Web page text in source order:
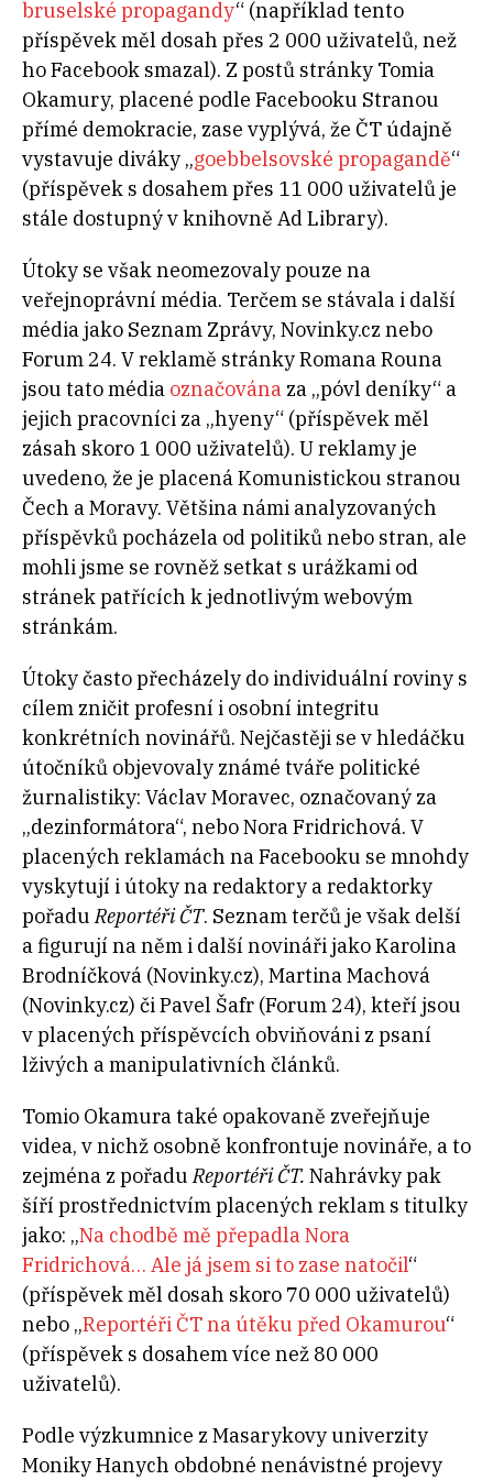
bruselské propagandy“ (například tento
příspěvek měl dosah přes 2 000 uživatelů, než
ho Facebook smazal). Z postů stránky Tomia
Okamury, placené podle Facebooku Stranou
přímé demokracie, zase vyplývá, že ČT údajně
vystavuje diváky „goebbelsovské propagandě“
(příspěvek s dosahem přes 11 000 uživatelů je
stále dostupný v knihovně Ad Library).
Útoky se však neomezovaly pouze na
veřejnoprávní média. Terčem se stávala i další
média jako Seznam Zprávy, Novinky.cz nebo
Forum 24. V reklamě stránky Romana Rouna
jsou tato média označována za „póvl deníky“ a
jejich pracovníci za „hyeny“ (příspěvek měl
zásah skoro 1 000 uživatelů). U reklamy je
uvedeno, že je placená Komunistickou stranou
Čech a Moravy. Většina námi analyzovaných
příspěvků pocházela od politiků nebo stran, ale
mohli jsme se rovněž setkat s urážkami od
stránek patřících k jednotlivým webovým
stránkám.
Útoky často přecházely do individuální roviny s
cílem zničit profesní i osobní integritu
konkrétních novinářů. Nejčastěji se v hledáčku
útočníků objevovaly známé tváře politické
žurnalistiky: Václav Moravec, označovaný za
„dezinformátora“, nebo Nora Fridrichová. V
placených reklamách na Facebooku se mnohdy
vyskytují i útoky na redaktory a redaktorky
pořaduReportéři ČT. Seznam terčů je však delší
a figurují na něm i další novináři jako Karolina
Brodníčková (Novinky.cz), Martina Machová
(Novinky.cz) či Pavel Šafr (Forum 24), kteří jsou
v placených příspěvcích obviňováni z psaní
lživých a manipulativních článků.
Tomio Okamura také opakovaně zveřejňuje
videa, v nichž osobně konfrontuje novináře, a to
zejména z pořaduReportéři ČT. Nahrávky pak
šíří prostřednictvím placených reklam s titulky
jako: „Na chodbě mě přepadla Nora
Fridrichová… Ale já jsem si to zase natočil“
(příspěvek měl dosah skoro 70 000 uživatelů)
nebo „Reportéři ČT na útěku před Okamurou“
(příspěvek s dosahem více než 80 000
uživatelů).
Podle výzkumnice z Masarykovy univerzity
Moniky Hanych obdobné nenávistné projevy